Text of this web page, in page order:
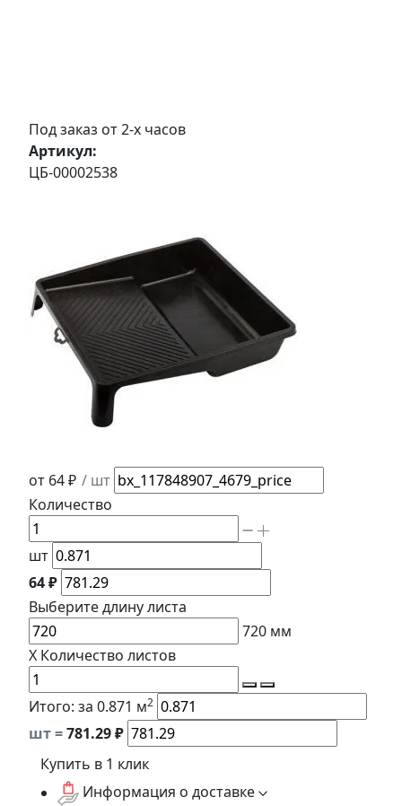
Под заказ от 2-х часов
Артикул:
ЦБ-00002538
от 64 ₽ / шт
Количество
шт
64 ₽
Выберите длинулиста
720 мм
X Количество листов
Итого: за 0.871 м2
шт =781.29₽
Купить в 1 клик
Информация о доставке